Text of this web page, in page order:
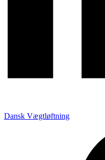
Dansk Vægtløftning